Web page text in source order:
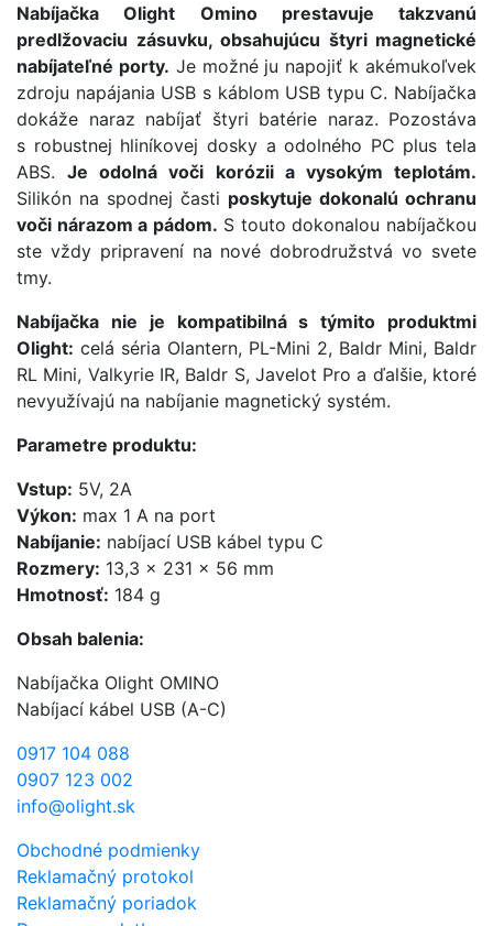
Nabíjačka Olight Omino prestavuje takzvanú
predlžovaciu zásuvku, obsahujúcu štyri magnetické
nabíjateľné porty. Je možné ju napojiť k akémukoľvek
zdroju napájania USB s káblom USB typu C. Nabíjačka
dokáže naraz nabíjať štyri batérie naraz. Pozostáva
s robustnej hliníkovej dosky a odolného PC plus tela
ABS.Je odolná voči korózii a vysokým teplotám.
Silikón na spodnej časti poskytuje dokonalú ochranu
voči nárazom a pádom. S touto dokonalou nabíjačkou
ste vždy pripravení na nové dobrodružstvá vo svete
tmy.
Nabíjačka nie je kompatibilná s týmito produktmi
Olight: celá séria Olantern, PL-Mini 2, Baldr Mini, Baldr
RL Mini, Valkyrie IR, Baldr S, Javelot Pro a ďalšie, ktoré
nevyužívajú na nabíjanie magnetický systém.
Parametre produktu:
Vstup: 5V, 2A
Výkon: max 1 A na port
Nabíjanie: nabíjací USB kábel typu C
Rozmery: 13,3 x 231 x 56 mm
Hmotnosť: 184 g
Obsah balenia:
Nabíjačka Olight OMINO
Nabíjací kábel USB (A-C)
0917 104 088
0907 123 002
info@olight.sk
Obchodné podmienky
Reklamačný protokol
Reklamačný poriadok